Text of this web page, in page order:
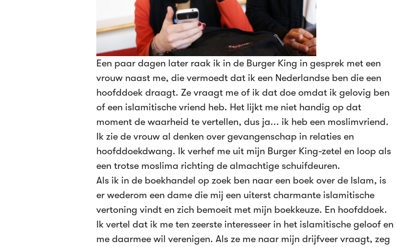
Een paar dagen later raak ik in de Burger King in gesprek met een
vrouw naast me, die vermoedt dat ik een Nederlandse ben die een
hoofddoek draagt. Ze vraagt me of ik dat doe omdat ik gelovig ben
of een islamitische vriend heb. Het lijkt me niet handig op dat
moment de waarheid te vertellen, dus ja... ik heb een moslimvriend.
Ik zie de vrouw al denken over gevangenschap in relaties en
hoofddoekdwang. Ik verhef me uit mijn Burger King-zetel en loop als
een trotse moslima richting de almachtige schuifdeuren.
Als ik in de boekhandel op zoek ben naar een boek over de Islam, is
er wederom een dame die mij een uiterst charmante islamitische
vertoning vindt en zich bemoeit met mijn boekkeuze. En hoofddoek.
Ik vertel dat ik me ten zeerste interesseer in het islamitische geloof en
me daarmee wil verenigen. Als ze me naar mijn drijfveer vraagt, zeg